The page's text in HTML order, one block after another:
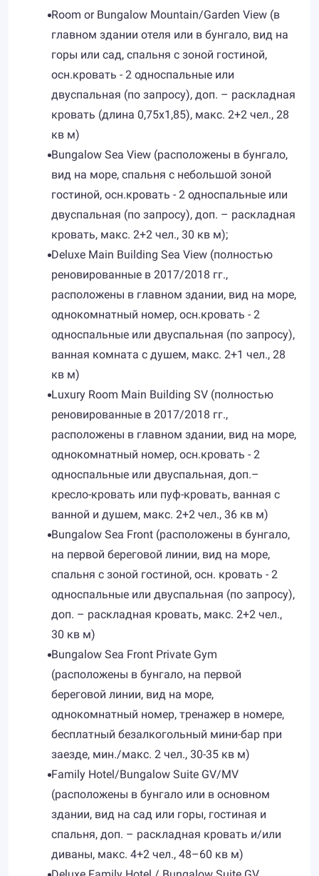
Room or Bungalow Mountain/Garden View (в
главном здании отеля или в бунгало, вид на
горы или сад, спальня с зоной гостиной,
осн.кровать - 2 односпальные или
двуспальная (по запросу), доп. – раскладная
кровать (длина 0,75х1,85), макс. 2+2 чел., 28
кв м)
Bungalow Sea View (расположены в бунгало,
вид на море, спальня с небольшой зоной
гостиной, осн.кровать - 2 односпальные или
двуспальная (по запросу), доп. – раскладная
кровать, макс. 2+2 чел., 30 кв м);
Deluxe Main Building Sea View (полностью
реновированные в 2017/2018 гг.,
расположены в главном здании, вид на море,
однокомнатный номер, осн.кровать - 2
односпальные или двуспальная (по запросу),
ванная комната с душем, макс. 2+1 чел., 28
кв м)
Luxury Room Main Building SV (полностью
реновированные в 2017/2018 гг.,
расположены в главном здании, вид на море,
однокомнатный номер, осн.кровать - 2
односпальные или двуспальная, доп.–
кресло-кровать или пуф-кровать, ванная с
ванной и душем, макс. 2+2 чел., 36 кв м)
Bungalow Sea Front (расположены в бунгало,
на первой береговой линии, вид на море,
спальня с зоной гостиной, осн. кровать - 2
односпальные или двуспальная (по запросу),
доп. – раскладная кровать, макс. 2+2 чел.,
30 кв м)
Bungalow Sea Front Private Gym
(расположены в бунгало, на первой
береговой линии, вид на море,
однокомнатный номер, тренажер в номере,
бесплатный безалкогольный мини-бар при
заезде, мин./макс. 2 чел., 30-35 кв м)
Family Hotel/Bungalow Suite GV/MV
(расположены в бунгало или в основном
здании, вид на сад или горы, гостиная и
спальня, доп. – раскладная кровать и/или
диваны, макс. 4+2 чел., 48–60 кв м)